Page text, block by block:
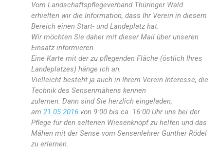
Vom Landschaftspflegeverband Thüringer Wald
erhielten wir die Information, dass Ihr Verein in diesem
Bereich einen Start- und Landeplatz hat.
Wir möchten Sie daher mit dieser Mail über unseren
Einsatz informieren.
Eine Karte mit der zu pflegenden Fläche (östlich Ihres
Landeplatzes) hänge ich an.
Vielleicht besteht ja auch in Ihrem Verein Interesse, die
Technik des Sensenmähens kennen
zulernen. Dann sind Sie herzlich eingeladen,
am 21.05.2016 von 9:00 bis ca. 16:00 Uhr uns bei der
Pflege für den seltenen Wiesenknopf zu helfen und das
Mähen mit der Sense vom Sensenlehrer Gunther Rödel
zu erlernen.